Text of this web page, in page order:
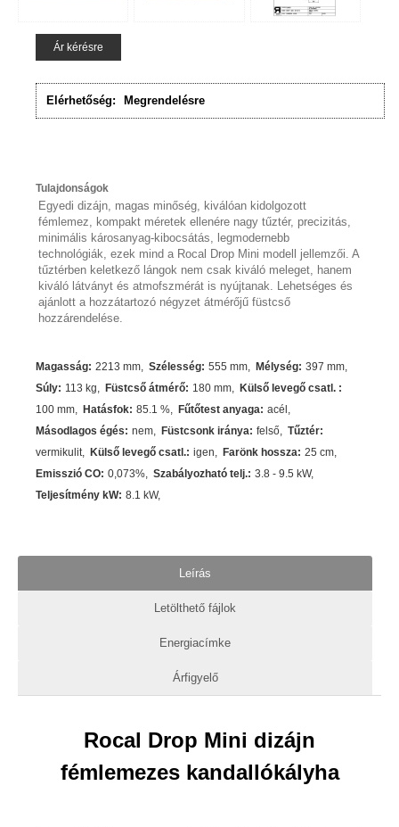
Ár kérésre
Elérhetőség: Megrendelésre
Tulajdonságok
Egyedi dizájn, magas minőség, kiválóan kidolgozott
fémlemez, kompakt méretek ellenére nagy tűztér, precizitás,
minimális károsanyag-kibocsátás, legmodernebb
technológiák, ezek mind a Rocal Drop Mini modell jellemzői. A
tűztérben keletkező lángok nem csak kiváló meleget, hanem
kiváló látványt és atmofszmérát is nyújtanak. Lehetséges és
ajánlott a hozzátartozó négyzet átmérőjű füstcső
hozzárendelése.
Magasság: 2213 mm Szélesség: 555 mm Mélység: 397 mm
Súly: 113 kg Füstcső átmérő: 180 mm Külső levegő csatl. :
100 mm
Hatásfok: 85.1% Fűtőtest anyaga: acél
Másodlagos égés: nem Füstcsonk iránya: felső Tűztér:
vermikulit
Külső levegő csatl.: igen Farönk hossza: 25 cm
Emisszió CO: 0,073% Szabályozható telj.: 3.8 - 9.5 kW
Teljesítmény kW: 8.1 kW
Leírás
Letölthető fájlok
Energiacímke
Árfigyelő
Rocal Drop Mini dizájn
fémlemezes kandallókályha